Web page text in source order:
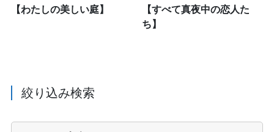
【わたしの美しい庭】
【すべて真夜中の恋人た
ち】
絞り込み検索